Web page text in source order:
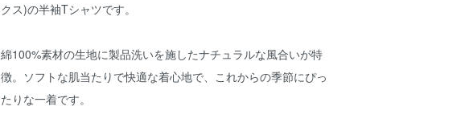
クス)の半袖Tシャツです。
綿100%素材の生地に製品洗いを施したナチュラルな風合いが特
徴。ソフトな肌当たりで快適な着心地で、これからの季節にぴっ
たりな一着です。